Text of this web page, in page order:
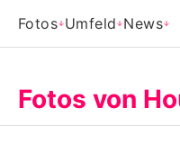
Fotos Umfeld News
Fotos von